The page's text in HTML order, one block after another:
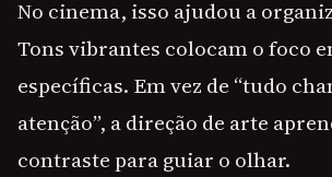
No cinema, isso ajudou a
Tons vibrantes colocam o foco
específicas. Em vez de “tudo
atenção”, a direção de arte
contraste para guiar o olhar.